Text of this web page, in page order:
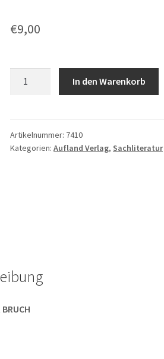
€9,00
Menge
In den Warenkorb
Artikelnummer: 7410
Kategorien:Aufland Verlag,Sachliteratur